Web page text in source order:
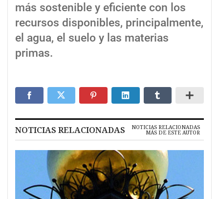
más sostenible y eficiente con los
recursos disponibles, principalmente,
el agua, el suelo y las materias
primas.
NOTICIAS RELACIONADAS NOTICIAS RELACIONADAS
MÁS DE ESTE AUTOR